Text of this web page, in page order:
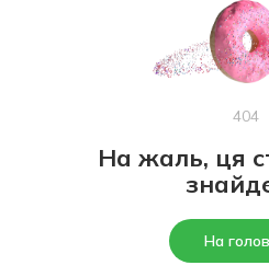
404
На жаль, ця
На